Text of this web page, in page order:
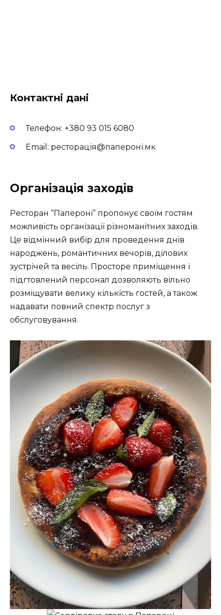
Контактні дані
Телефон: +380 93 015 6080
Email: ресторація@папероні.мк
Організація заходів
Ресторан “Папероні” пропонує своїм гостям
можливість організації різноманітних заходів.
Це відмінний вибір для проведення днів
народжень, романтичних вечорів, ділових
зустрічей та весіль. Просторе приміщення і
підгтовлений персонал дозволяють вільно
розміщувати велику кількість гостей, а також
надавати повний спектр послуг з
обслуговування.